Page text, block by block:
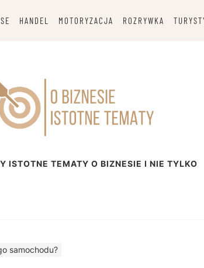
HANDEL MOTORYZACJA ROZRYWKA
ISTOTNE TEMATY O BIZNESIE I NIE TYLKO
samochodu?